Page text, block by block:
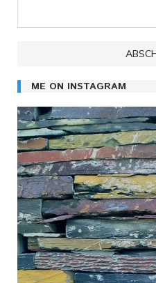
ME ON INSTAGRAM